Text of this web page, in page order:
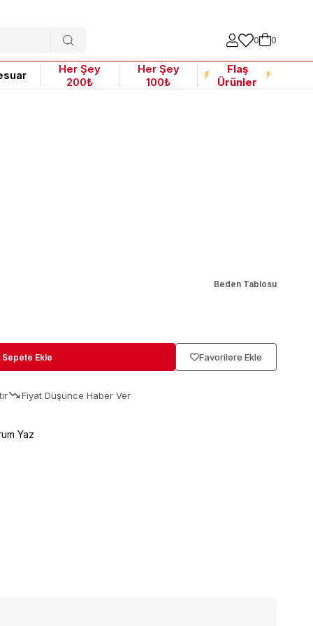
0 0
Her Şey
200₺
Her Şey
100₺
Flaş
Ürünler
Beden Tablosu
Favorilere Ekle
Fiyat Düşünce Haber Ver
Yaz